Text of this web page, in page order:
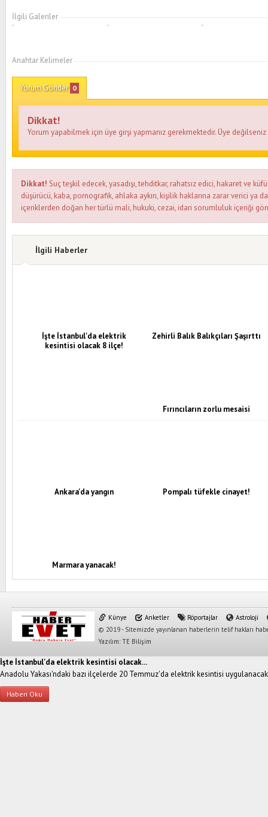
İlgili Galeriler
Anahtar Kelimeler
Yorum Gönder 0
Dikkat!
Yorum yapabilmek için üye girşi yapmanız gerekmektedir. Üye
Dikkat! Suç teşkil edecek, yasadışı, tehditkar, rahatsız edici, hakaret ve
düşürücü, kaba, pornografik, ahlaka aykırı, kişilik haklarına zarar verici ya
içeriklerden doğan her türlü mali, hukuki, cezai, idari sorumluluk içeriği
İlgili Haberler
İşte İstanbul'da elektrik
kesintisi olacak 8 ilçe!
Zehirli Balık Balıkçıları Şaşırttı
Fırıncıların zorlu mesaisi
Ankara'da yangın Pompalı tüfekle cinayet!
Marmara yanacak!
Künye Anketler Röportajlar
Astroloji
© 2019 - Sitemizde yayınlanan haberlerin telif hakları
Yazılım: TE Bilişim
İşte İstanbul'da elektrik kesintisi olacak...
Anadolu Yakası'ndaki bazı ilçelerde 20 Temmuz'da elektrik kesintisi
Haberi Oku